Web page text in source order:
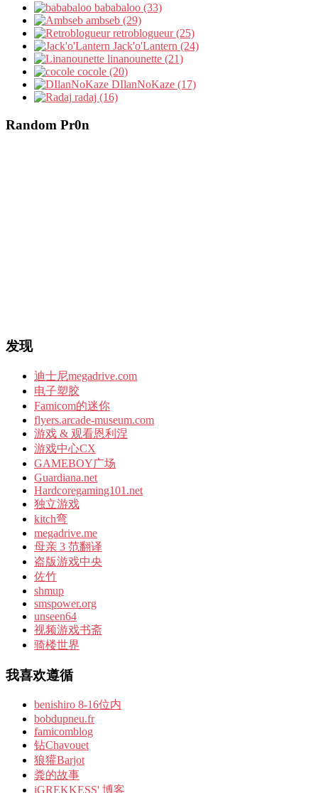
bababaloo (33)
ambseb (29)
retroblogueur (25)
Jack'o'Lantern (24)
linanounette (21)
cocole (20)
DIlanNoKaze (17)
radaj (16)
Random Pr0n
发现
迪士尼megadrive.com
电子塑胶
Famicom的迷你
flyers.arcade-museum.com
游戏 & 观看恩利涅
游戏中心CX
GAMEBOY广场
Guardiana.net
Hardcoregaming101.net
独立游戏
kitch弯
megadrive.me
母亲 3 范翻译
盗版游戏中央
佐竹
shmup
smspower.org
unseen64
视频游戏书斋
骑楼世界
我喜欢遵循
benishiro 8-16位内
bobdupneu.fr
famicomblog
钻Chavouet
狼獾Barjot
粪的故事
iGREKKESS' 博客